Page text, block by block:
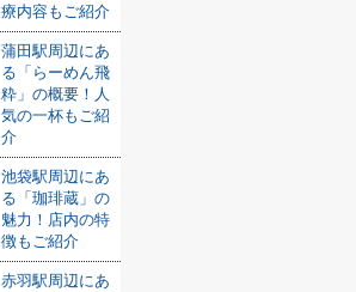
療内容もご紹介
蒲田駅周辺にあ
る「らーめん飛
粋」の概要！人
気の一杯もご紹
介
池袋駅周辺にあ
る「珈琲蔵」の
魅力！店内の特
徴もご紹介
赤羽駅周辺にあ